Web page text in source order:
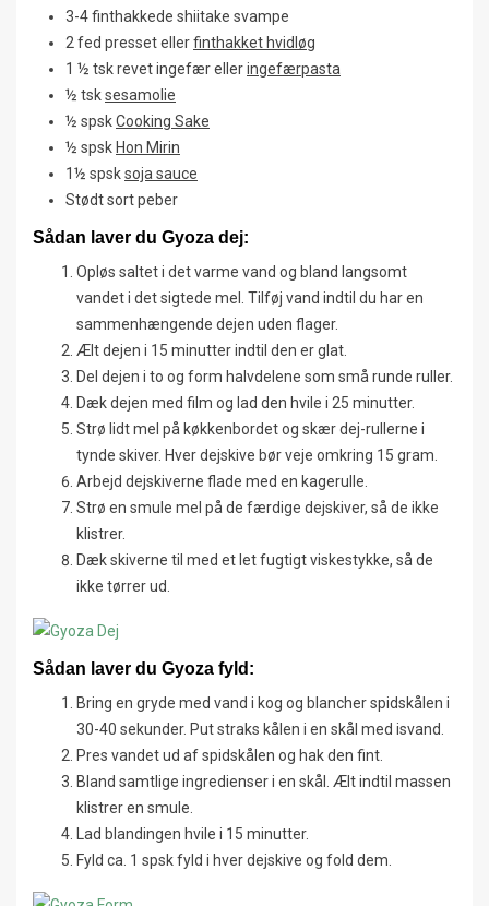
3-4 finthakkede shiitake svampe
2 fed presset ellerfinthakket hvidløg
1 ½ tsk revet ingefær elleringefærpasta
½ tsksesamolie
½ spskCooking Sake
½ spskHon Mirin
1½ spsksoja sauce
Stødt sort peber
Sådan laver du Gyoza dej:
Opløs saltet i det varme vand og bland langsomt
vandet i det sigtede mel. Tilføj vand indtil du har en
sammenhængende dejen uden flager.
Ælt dejen i 15 minutter indtil den er glat.
Del dejen i to og form halvdelene som små runde ruller.
Dæk dejen med film og lad den hvile i 25 minutter.
Strø lidt mel på køkkenbordet og skær dej-rullerne i
tynde skiver. Hver dejskive bør veje omkring 15 gram.
Arbejd dejskiverne flade med en kagerulle.
Strø en smule mel på de færdige dejskiver, så de ikke
klistrer.
Dæk skiverne til med et let fugtigt viskestykke, så de
ikke tørrer ud.
Sådan laver du Gyoza fyld:
Bring en gryde med vand i kog og blancher spidskålen i
30-40 sekunder. Put straks kålen i en skål med isvand.
Pres vandet ud af spidskålen og hak den fint.
Bland samtlige ingredienser i en skål. Ælt indtil massen
klistrer en smule.
Lad blandingen hvile i 15 minutter.
Fyld ca. 1 spsk fyld i hver dejskive og fold dem.